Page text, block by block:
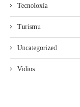
Tecnoloxía
Turismu
Uncategorized
Vidios